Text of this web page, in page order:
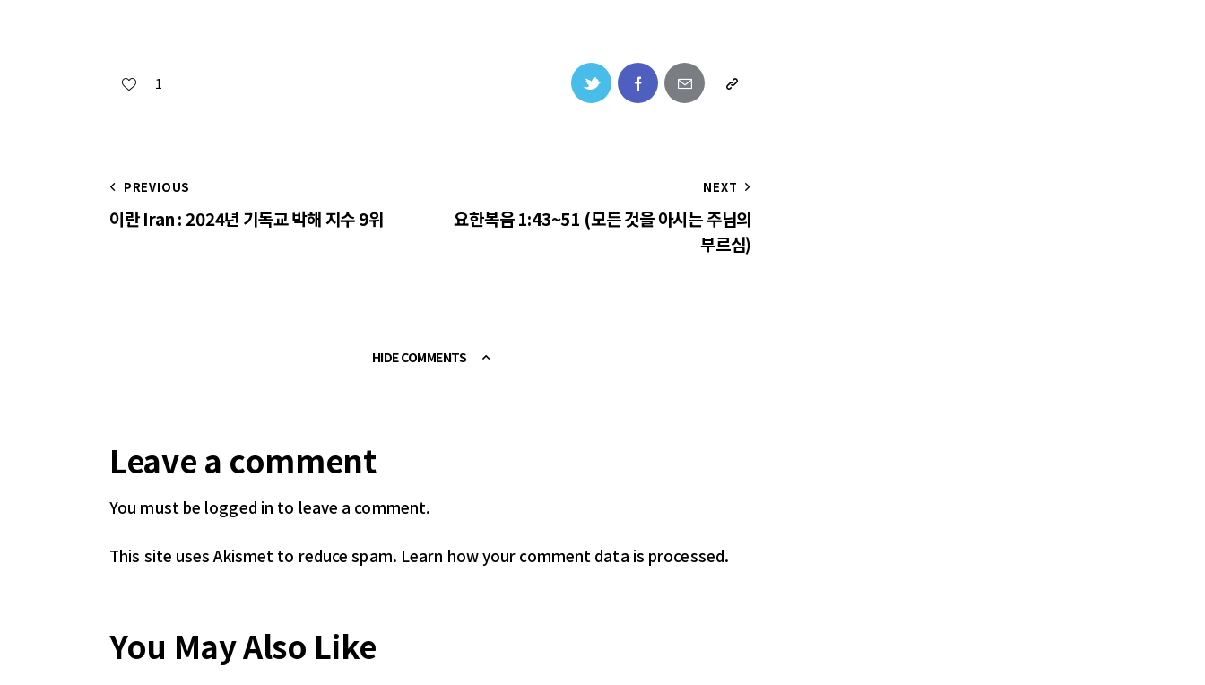
1
PREVIOUS
이란 Iran : 2024년 기독교 박해 지수 9위
NEXT
요한복음 1:43~51 (모든 것을 아시는 주님의
부르심)
HIDE COMMENTS
Leave a comment
You must be logged in to leave a comment.
This site uses Akismet to reduce spam. Learn how your comment data is processed.
You May Also Like